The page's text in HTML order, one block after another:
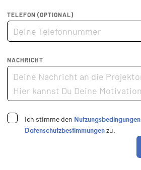
TELEFON (OPTIONAL)
NACHRICHT
Ich stimme den Nutzungsbedingungen
Datenschutzbestimmungenzu.